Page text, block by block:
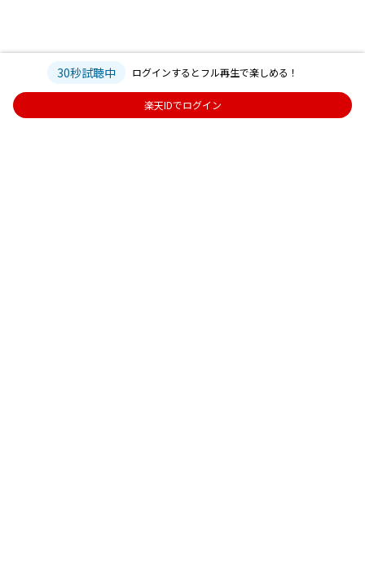
30秒試聴中 ログインするとフル再生で楽しめる！
楽天IDでログイン